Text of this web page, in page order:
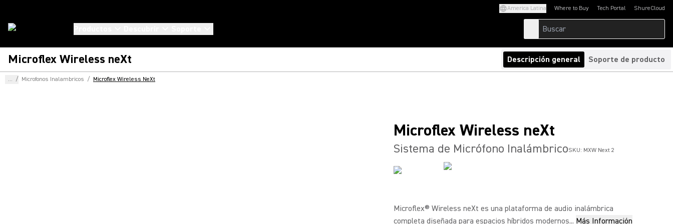
America Latina Where to Buy Tech Portal
(Opens in a new tab)ShureCloud
(Opens in a new
Microflex Wireless neXt Descripción general Soporte de producto
... / Microfonos Inalambricos / Microflex Wireless NeXt
Microflex Wireless neXt
Sistema de Micrófono InalámbricoSKU: MXW Next 2
Microflex® Wireless neXt es una plataforma de audio inalámbrica
completa diseñada para espacios híbridos modernos... Más Información